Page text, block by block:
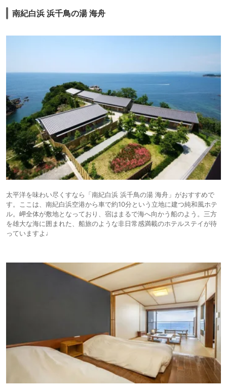
南紀白浜 浜千鳥の湯 海舟
太平洋を味わい尽くすなら「南紀白浜 浜千鳥の湯 海舟」がおすすめで
す。ここは、南紀白浜空港から車で約10分という立地に建つ純和風ホテ
ル。岬全体が敷地となっており、宿はまるで海へ向かう船のよう。三方
を雄大な海に囲まれた、船旅のような非日常感満載のホテルステイが待
っていますよ♩